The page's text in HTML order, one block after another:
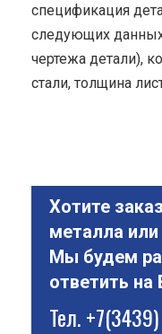
спецификация
следующих
чертежа детали),
стали, толщина
Хотите
металла
Мы будем
ответить
Тел.